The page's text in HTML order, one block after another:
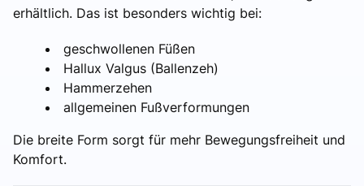
erhältlich. Das ist besonders wichtig bei:
geschwollenen Füßen
Hallux Valgus (Ballenzeh)
Hammerzehen
allgemeinen Fußverformungen
Die breite Form sorgt für mehr Bewegungsfreiheit und
Komfort.